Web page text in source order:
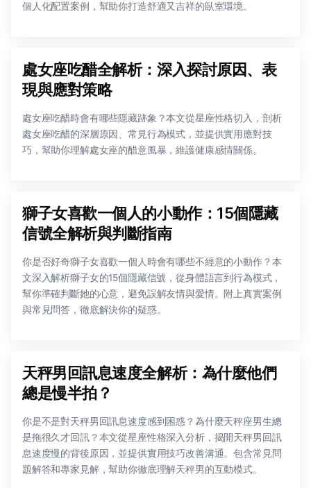
個人化配置案例，幫助你打造舒適又吉祥的臥室環境。
處女座吃醋全解析：深入探討原因、表
現與應對策略
處女座吃醋時會有哪些隱藏跡象？本文從星座性格切入，剖析
處女座吃醋的深層原因、常見行為模式，並提供實用應對技
巧，幫助你理解處女座的醋意風暴，維護健康感情關係。
獅子女喜歡一個人的小動作：15個隱藏
信號全解析與判斷指南
你是否好奇獅子女喜歡一個人時會有哪些不經意的小動作？本
文深入解析獅子女的15個隱藏信號，從身體語言到行為模式，
幫你準確判斷她的心意，避免誤解友情與愛情。附上真實案例
與常見問答，徹底解決你的疑惑。
天秤男回訊息速度全解析：為什麼他們
總是慢半拍？
你是不是對天秤男回訊息速度感到困惑？為什麼天秤座男生總
是拖很久才回訊？本文從星座性格深入分析，揭開天秤男回訊
息速度慢的背後原因，並提供實用技巧改善溝通。包含常見問
題解答和專家見解，幫助你徹底理解天秤男的互動模式。